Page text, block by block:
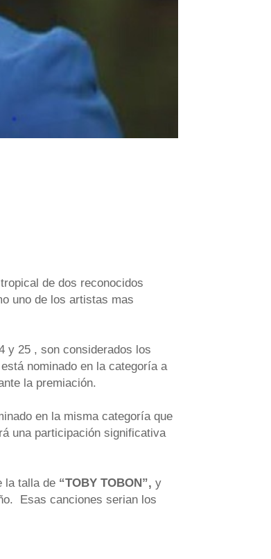
de dos reconocidos
uno de los artistas mas
y 25 , son considerados los
está nominado en la categoría a
la premiación.
en la misma categoría que
una participación significativa
la talla de “TOBY TOBON”, y
Esas canciones serian los